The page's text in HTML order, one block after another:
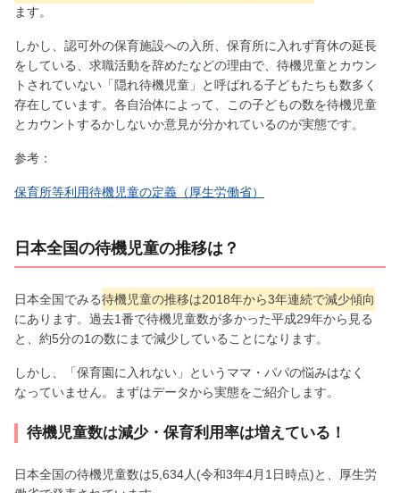
ます。
しかし、認可外の保育施設への入所、保育所に入れず育休の延長
をしている、求職活動を辞めたなどの理由で、待機児童とカウン
トされていない「隠れ待機児童」と呼ばれる子どもたちも数多く
存在しています。各自治体によって、この子どもの数を待機児童
とカウントするかしないか意見が分かれているのが実態です。
参考：
保育所等利用待機児童の定義（厚生労働省）
日本全国の待機児童の推移は？
日本全国でみる待機児童の推移は2018年から3年連続で減少傾向
にあります。過去1番で待機児童数が多かった平成29年から見る
と、約5分の1の数にまで減少していることになります。
しかし、「保育園に入れない」というママ・パパの悩みはなく
なっていません。まずはデータから実態をご紹介します。
待機児童数は減少・保育利用率は増えている！
日本全国の待機児童数は5,634人(令和3年4月1日時点)と、厚生労